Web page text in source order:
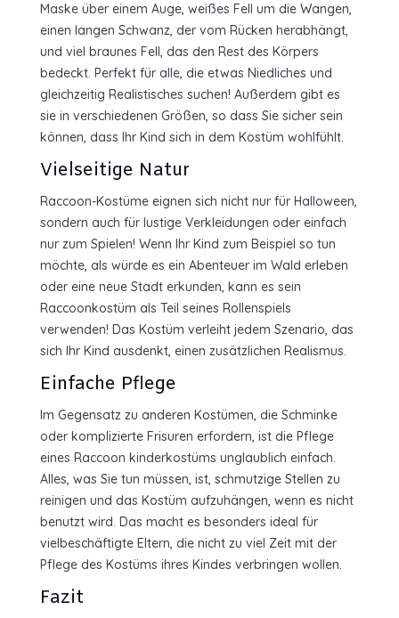
Maske über einem Auge, weißes Fell um die Wangen,
einen langen Schwanz, der vom Rücken herabhängt,
und viel braunes Fell, das den Rest des Körpers
bedeckt. Perfekt für alle, die etwas Niedliches und
gleichzeitig Realistisches suchen! Außerdem gibt es
sie in verschiedenen Größen, so dass Sie sicher sein
können, dass Ihr Kind sich in dem Kostüm wohlfühlt.
Vielseitige Natur
Raccoon-Kostüme eignen sich nicht nur für Halloween,
sondern auch für lustige Verkleidungen oder einfach
nur zum Spielen! Wenn Ihr Kind zum Beispiel so tun
möchte, als würde es ein Abenteuer im Wald erleben
oder eine neue Stadt erkunden, kann es sein
Raccoonkostüm als Teil seines Rollenspiels
verwenden! Das Kostüm verleiht jedem Szenario, das
sich Ihr Kind ausdenkt, einen zusätzlichen Realismus.
Einfache Pflege
Im Gegensatz zu anderen Kostümen, die Schminke
oder komplizierte Frisuren erfordern, ist die Pflege
eines Raccoon kinderkostüms unglaublich einfach.
Alles, was Sie tun müssen, ist, schmutzige Stellen zu
reinigen und das Kostüm aufzuhängen, wenn es nicht
benutzt wird. Das macht es besonders ideal für
vielbeschäftigte Eltern, die nicht zu viel Zeit mit der
Pflege des Kostüms ihres Kindes verbringen wollen.
Fazit